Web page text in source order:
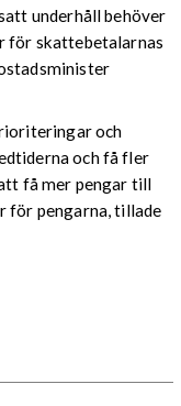
underhåll behöver
för skattebetalarnas
och
och få fler
få mer pengar till
för pengarna, tillade